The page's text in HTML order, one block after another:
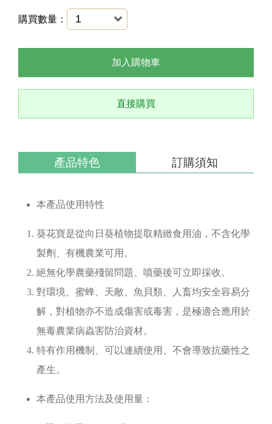
購買數量：
加入購物車
直接購買
產品特色 訂購須知
本產品使用特性
葵花寶是從向日葵植物提取精緻食用油，不含化學
製劑、有機農業可用。
絕無化學農藥殘留問題、噴藥後可立即採收。
對環境、蜜蜂、天敵、魚貝類、人畜均安全容易分
解，對植物亦不造成傷害或毒害，是極適合應用於
無毒農業病蟲害防治資材。
特有作用機制、可以連續使用、不會導致抗藥性之
產生。
本產品使用方法及使用量：